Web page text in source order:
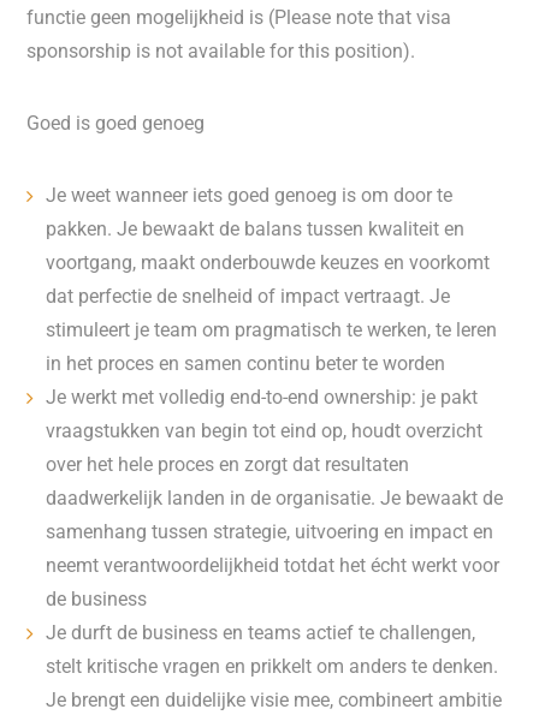
functie geen mogelijkheid is (Please note that visa
sponsorship is not available for this position).
Goed is goed genoeg
Je weet wanneer iets goed genoeg is om door te
pakken. Je bewaakt de balans tussen kwaliteit en
voortgang, maakt onderbouwde keuzes en voorkomt
dat perfectie de snelheid of impact vertraagt. Je
stimuleert je team om pragmatisch te werken, te leren
in het proces en samen continu beter te worden
Je werkt met volledig end-to-end ownership: je pakt
vraagstukken van begin tot eind op, houdt overzicht
over het hele proces en zorgt dat resultaten
daadwerkelijk landen in de organisatie. Je bewaakt de
samenhang tussen strategie, uitvoering en impact en
neemt verantwoordelijkheid totdat het écht werkt voor
de business
Je durft de business en teams actief te challengen,
stelt kritische vragen en prikkelt om anders te denken.
Je brengt een duidelijke visie mee, combineert ambitie